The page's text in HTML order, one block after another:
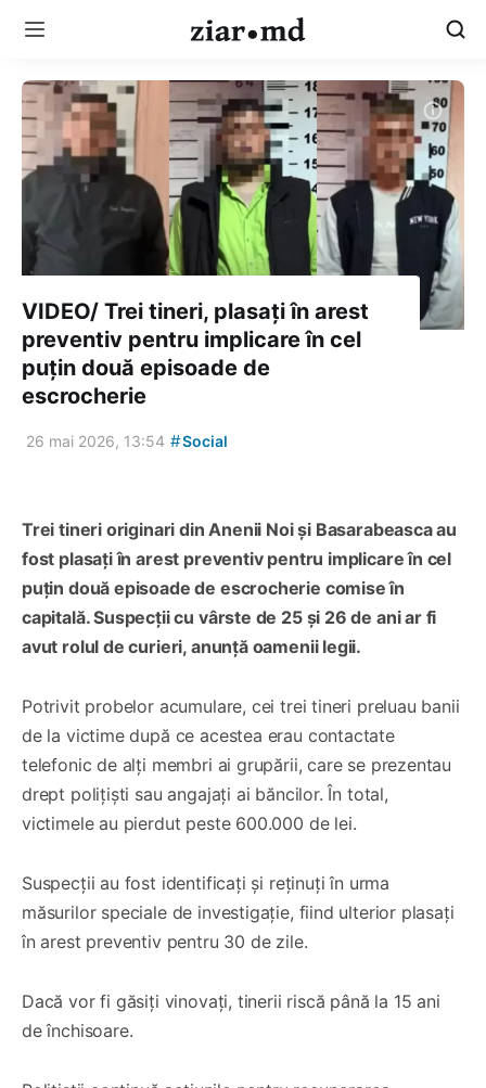
VIDEO/ Trei tineri, plasați în arest
preventiv pentru implicare în cel
puțin două episoade de
escrocherie
26 mai 2026, 13:54 #Social
Trei tineri originari din Anenii Noi și Basarabeasca au
fost plasați în arest preventiv pentru implicare în cel
puțin două episoade de escrocherie comise în
capitală. Suspecții cu vârste de 25 și 26 de ani ar fi
avut rolul de curieri, anunță oamenii legii.
Potrivit probelor acumulare, cei trei tineri preluau banii
de la victime după ce acestea erau contactate
telefonic de alți membri ai grupării, care se prezentau
drept polițiști sau angajați ai băncilor. În total,
victimele au pierdut peste 600.000 de lei.
Suspecții au fost identificați și reținuți în urma
măsurilor speciale de investigație, fiind ulterior plasați
în arest preventiv pentru 30 de zile.
Dacă vor fi găsiți vinovați, tinerii riscă până la 15 ani
de închisoare.